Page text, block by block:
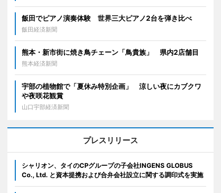
飯田でピアノ演奏体験 世界三大ピアノ2台を弾き比べ
飯田経済新聞
熊本・新市街に焼き鳥チェーン「鳥貴族」 県内2店舗目
熊本経済新聞
宇部の植物館で「夏休み特別企画」 涼しい夜にカブクワ
や夜咲花観賞
山口宇部経済新聞
プレスリリース
シャリオン、タイのCPグループの子会社INGENS GLOBUS
Co., Ltd. と資本提携および合弁会社設立に関する調印式を実施